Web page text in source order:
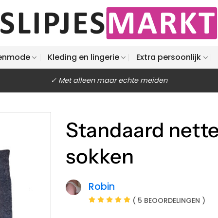
Kleding en lingerie Extra persoonlijk
✓ Met alleen maar echte meiden
Standaard
sokken
Robin
( 5 BEOORDELINGEN )